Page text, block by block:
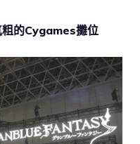
的Cygames攤位